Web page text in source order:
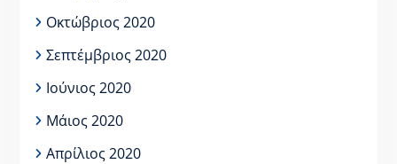
Οκτώβριος 2020
Σεπτέμβριος 2020
Ιούνιος 2020
Μάιος 2020
Απρίλιος 2020